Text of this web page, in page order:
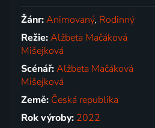
Žánr:Animovaný, Rodinný
Režie:Alžbeta Mačáková
Mišejková
Scénář:Alžbeta Mačáková
Mišejková
Země: Česká republika
Rok výroby: 2022